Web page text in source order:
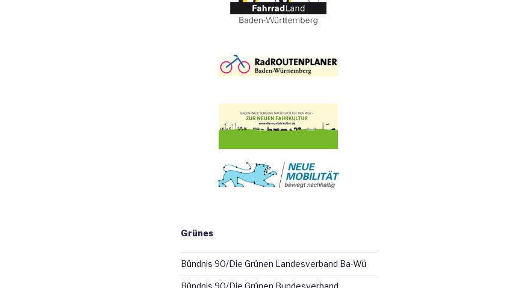
Grünes
Bündnis 90/Die Grünen Landesverband Ba-Wü